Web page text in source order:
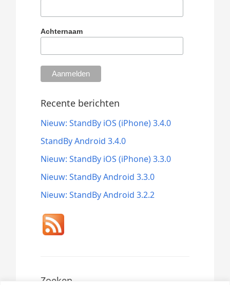
Achternaam
Recente berichten
Nieuw: StandBy iOS (iPhone) 3.4.0
StandBy Android 3.4.0
Nieuw: StandBy iOS (iPhone) 3.3.0
Nieuw: StandBy Android 3.3.0
Nieuw: StandBy Android 3.2.2
Zoeken